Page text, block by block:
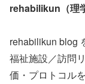
rehabilikun（理
rehabilikun blog
福祉施設／訪問
価・プロトコル